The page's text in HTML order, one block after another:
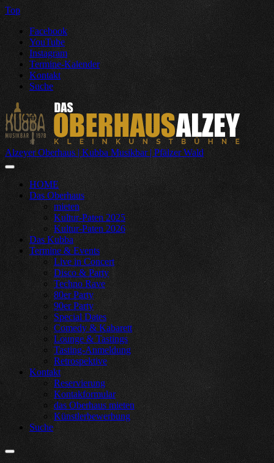
Top
Facebook
YouTube
Instagram
Termine-Kalender
Kontakt
Suche
Alzeyer Oberhaus | Kubba Musikbar | Pfälzer Wald
HOME
Das Oberhaus
mieten
Kultur-Paten 2025
Kultur-Paten 2026
Das Kubba
Termine & Events
Live in Concert
Disco & Party
Techno Rave
80er Party
90er Party
Special Dates
Comedy & Kabarett
Lounge & Tastings
Tasting-Anmeldung
Retrospektive
Kontakt
Reservierung
Kontakformular
das Oberhaus mieten
Künstlerbewerbung
Suche